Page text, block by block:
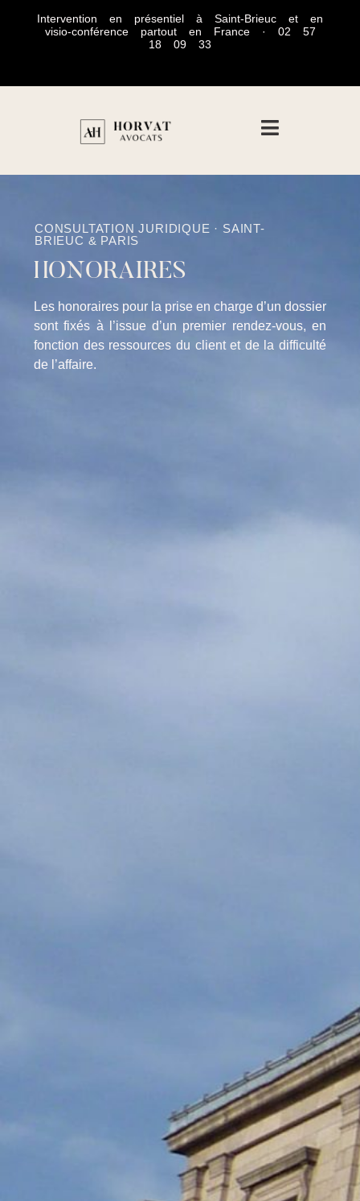
Intervention en présentiel à Saint-Brieuc et en
visio-conférence partout en France · 02 57
18 09 33
CONSULTATION JURIDIQUE · SAINT-
BRIEUC & PARIS
HONORAIRES
Les honoraires pour la prise en charge d’un dossier
sont fixés à l’issue d’un premier rendez-vous, en
fonction des ressources du client et de la difficulté
de l’affaire.